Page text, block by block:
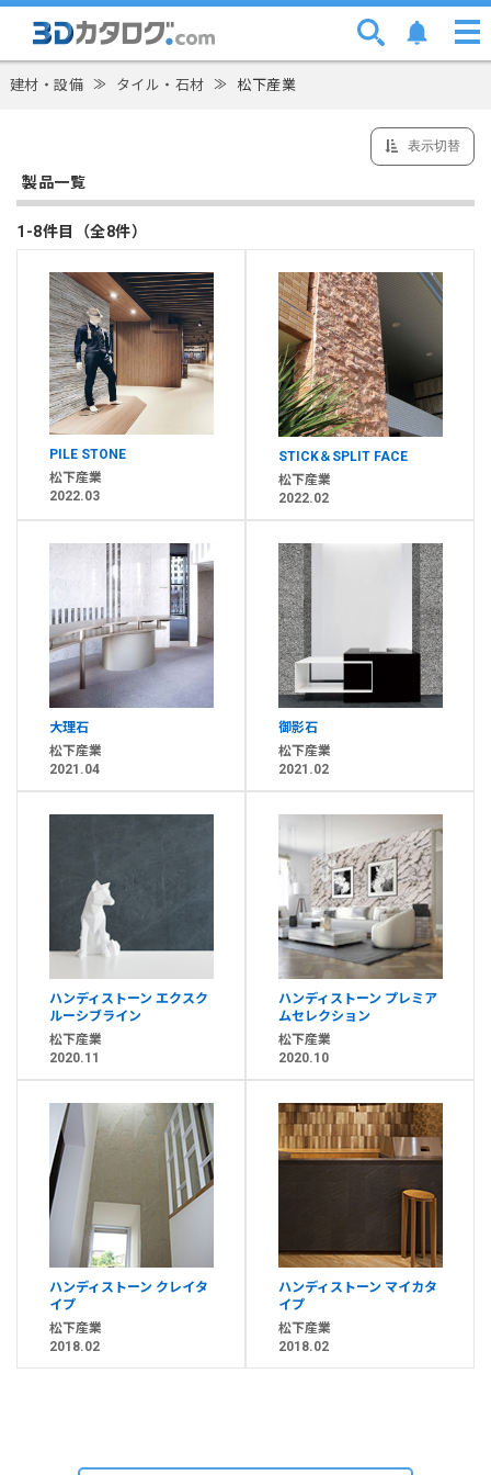
建材・設備 ≫ タイル・石材 ≫ 松下産業
表示切替
製品一覧
1-8件目（全8件）
PILE STONE
松下産業
2022.03
STICK＆SPLIT FACE
松下産業
2022.02
大理石
松下産業
2021.04
御影石
松下産業
2021.02
ハンディストーン エクスク
ルーシブライン
松下産業
2020.11
ハンディストーン プレミア
ムセレクション
松下産業
2020.10
ハンディストーン クレイタ
イプ
松下産業
2018.02
ハンディストーン マイカタ
イプ
松下産業
2018.02